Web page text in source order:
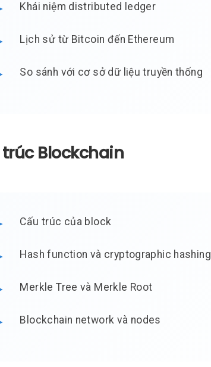
Khái niệm distributed ledger
Lịch sử từ Bitcoin đến Ethereum
So sánh với cơ sở dữ liệu truyền thống
trúc Blockchain
Cấu trúc của block
Hash function và cryptographic hashing
Merkle Tree và Merkle Root
Blockchain network và nodes